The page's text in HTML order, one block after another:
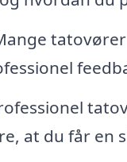
at du får en